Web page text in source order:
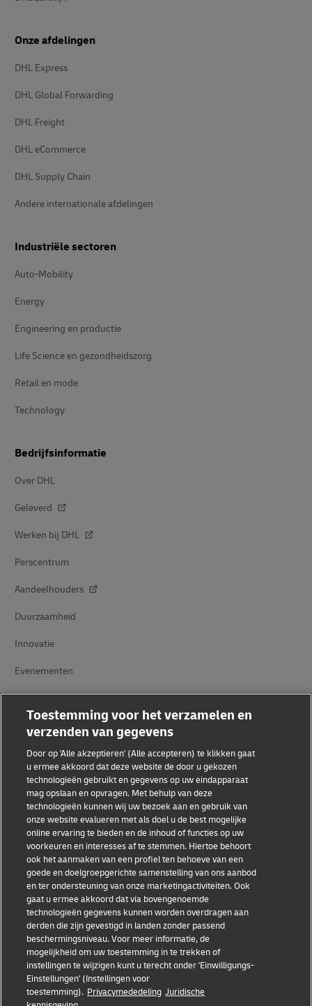
Onze afdelingen
DHL Express
DHL Global Forwarding
DHL Freight
DHL eCommerce
DHL Supply Chain
Andere internationale afdelingen
Industriële sectoren
Auto-Mobility
Energy
Engineering en productie
Life Science en gezondheidszorg
Retail en mode
Technology
Bedrijfsinformatie
Over DHL
Geleverd
Werken bij DHL
Perscentrum
Aandeelhouders
Duurzaamheid
Innovatie
Evenementen
Samenwerkingsverbanden tussen merken
Fraudebewustzijn
Juridische kennisgeving
Gebruiksvoorwaarden
Privacyverklaring
Toegankelijkheid
Aanvullende informatie
Cookie-instellingen
Toestemming voor het verzamelen en
verzenden van gegevens
Door op 'Alle akzeptieren' (Alle accepteren) te klikken gaat
u ermee akkoord dat deze website de door u gekozen
technologieën gebruikt en gegevens op uw eindapparaat
mag opslaan en opvragen. Met behulp van deze
technologieën kunnen wij uw bezoek aan en gebruik van
onze website evalueren met als doel u de best mogelijke
online ervaring te bieden en de inhoud of functies op uw
voorkeuren en interesses af te stemmen. Hiertoe behoort
ook het aanmaken van een profiel ten behoeve van een
goede en doelgroepgerichte samenstelling van ons aanbod
en ter ondersteuning van onze marketingactiviteiten. Ook
gaat u ermee akkoord dat via bovengenoemde
technologieën gegevens kunnen worden overdragen aan
derden die zijn gevestigd in landen zonder passend
beschermingsniveau. Voor meer informatie, de
mogelijkheid om uw toestemming in te trekken of
instellingen te wijzigen kunt u terecht onder 'Einwilligungs-
Einstellungen' (Instellingen voor
toestemming). Privacymededeling Juridische